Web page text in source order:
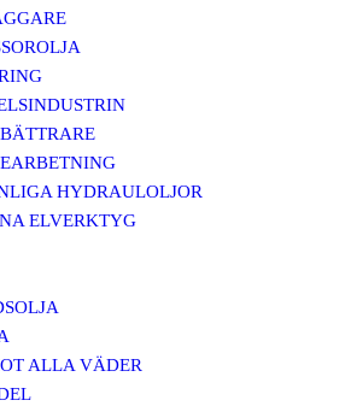
HYDRAULOLJOR
ELVERKTYG
ALLA VÄDER